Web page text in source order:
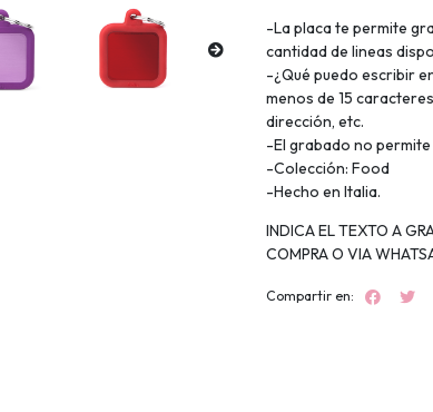
-La placa te permite
cantidad de lineas
-¿Qué puedo escribir
menos de 15
dirección, etc.
-El grabado no
-Colección: Food
-Hecho en Italia.
INDICA EL TEXTO A
COMPRA O VIA
Compartir en: